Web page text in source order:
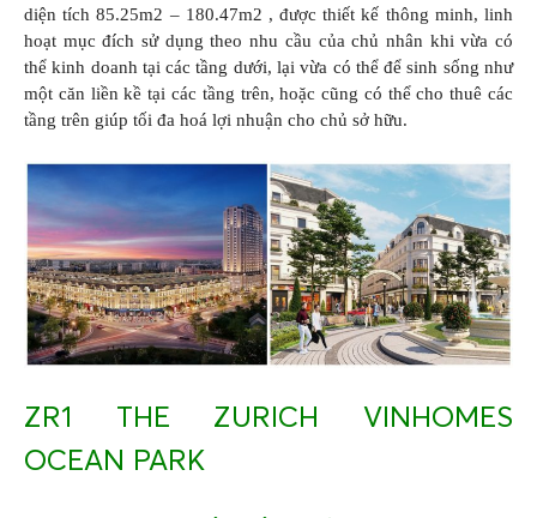
diện tích 85.25m2 – 180.47m2 , được thiết kế thông minh, linh
hoạt mục đích sử dụng theo nhu cầu của chủ nhân khi vừa có
thể kinh doanh tại các tầng dưới, lại vừa có thể để sinh sống như
một căn liền kề tại các tầng trên, hoặc cũng có thể cho thuê các
tầng trên giúp tối đa hoá lợi nhuận cho chủ sở hữu.
ZR1 THE ZURICH VINHOMES
OCEAN PARK